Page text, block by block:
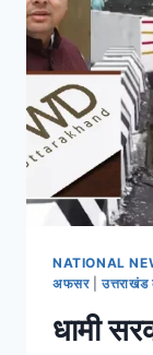
NATIONAL
अफसर|
धामी